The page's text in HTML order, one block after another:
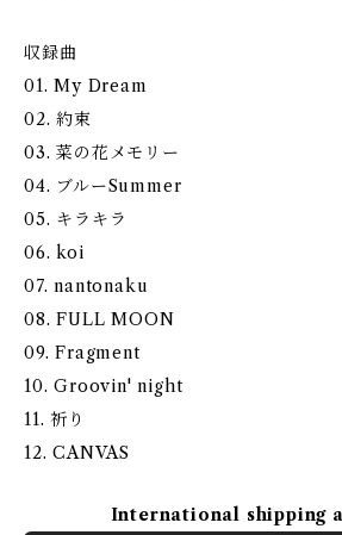
収録曲
01. My Dream
02. 約束
03. 菜の花メモリー
04. ブルーSummer
05. キラキラ
06. koi
07. nantonaku
08. FULL MOON
09. Fragment
10. Groovin' night
11. 祈り
12. CANVAS
International shipping